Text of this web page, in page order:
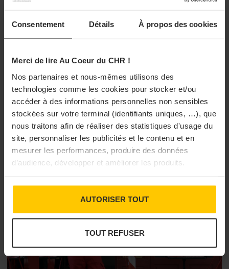
Consentement Détails À propos des cookies
Merci de lire Au Coeur du CHR !
Nos partenaires et nous-mêmes utilisons des
technologies comme les cookies pour stocker et/ou
accéder à des informations personnelles non sensibles
stockées sur votre terminal (identifiants uniques, …), que
nous traitons afin de réaliser des statistiques d'usage du
site, personnaliser les publicités et le contenu et en
mesurer les performances, produire des données
d’audience, développer et améliorer les produits.
AUTORISER TOUT
TOUT REFUSER
Les produits écoresponsables
Retrouvez la sélection de la rédaction de produits et outils
écoresponsables pour l’hygiène de votre établissement.
04/09/2020 à 06h00